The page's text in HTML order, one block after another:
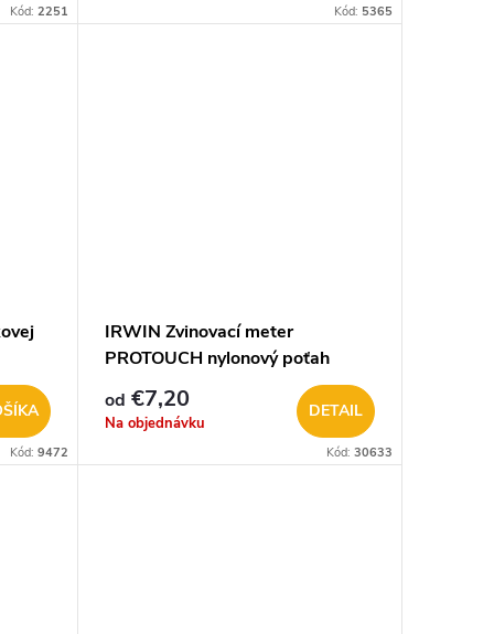
Kód: 2251 Kód: 5365
Kód: 9472
IRWIN Zvinovací meter
PROTOUCH nylonový poťah
od €7,20
Na objednávku
DETAIL
Kód: 30633